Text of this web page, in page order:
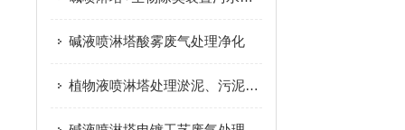
碱液喷淋塔酸雾废气处理净化
植物液喷淋塔处理淤泥、污泥暂存、搅拌工序废气